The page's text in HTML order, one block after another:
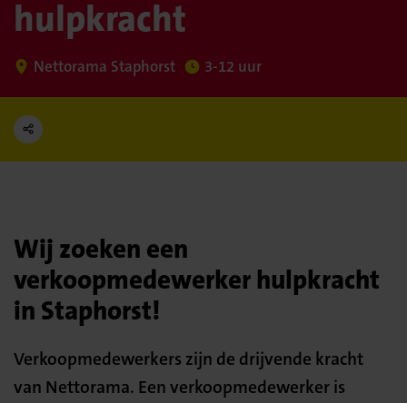
hulpkracht
Nettorama Staphorst 3-12 uur
Wij zoeken een
verkoopmedewerker hulpkracht
in Staphorst!
Verkoopmedewerkers zijn de drijvende kracht
van Nettorama. Een verkoopmedewerker is